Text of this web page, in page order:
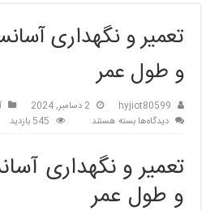
تعمیر و نگهداری
و طول عمر
hyjiot80599 2 دسامبر, 2024
دیدگاه‌هابرای
نگهداری
آسانسور:
کلید
بسته هستند 545 بازدید
تعمیر و نگهداری
و طول عمر